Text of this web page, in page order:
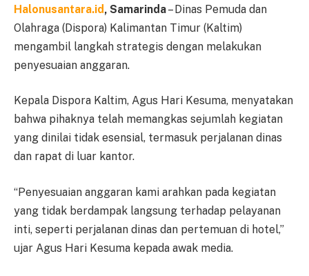
Halonusantara.id, Samarinda– Dinas Pemuda dan
Olahraga (Dispora) Kalimantan Timur (Kaltim)
mengambil langkah strategis dengan melakukan
penyesuaian anggaran.
Kepala Dispora Kaltim, Agus Hari Kesuma, menyatakan
bahwa pihaknya telah memangkas sejumlah kegiatan
yang dinilai tidak esensial, termasuk perjalanan dinas
dan rapat di luar kantor.
“Penyesuaian anggaran kami arahkan pada kegiatan
yang tidak berdampak langsung terhadap pelayanan
inti, seperti perjalanan dinas dan pertemuan di hotel,”
ujar Agus Hari Kesuma kepada awak media.